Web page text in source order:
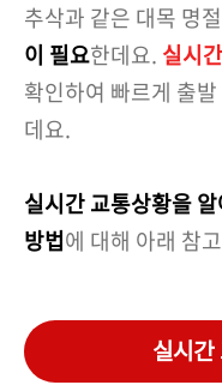
추삭과 같은 대목 명
이 필요한데요. 실시
확인하여 빠르게 출
데요.
실시간 교통상황을
방법에 대해 아래 참
실시